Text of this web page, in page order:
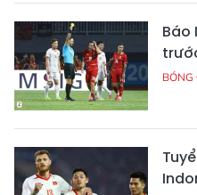
Báo